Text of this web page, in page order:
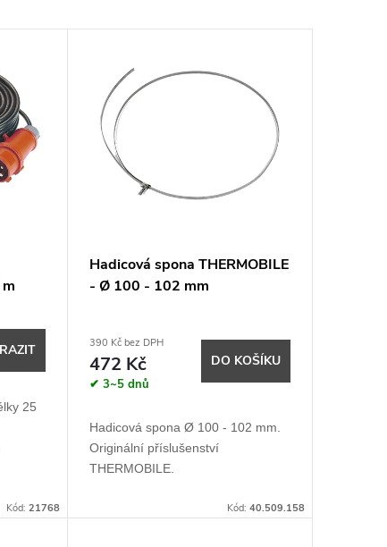
25
Kód: 21768
Hadicová spona THERMOBILE
- Ø 100 - 102 mm
390 Kč bez DPH
472 Kč
✔ 3~5 dnů
DO KOŠÍKU
Hadicová spona Ø 100 - 102 mm.
Originální příslušenství
THERMOBILE.
Kód: 40.509.158